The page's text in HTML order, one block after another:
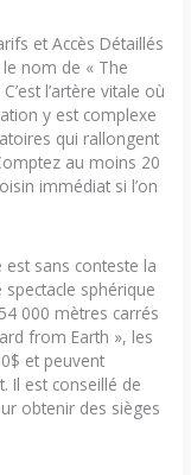
et Accès Détaillés
nom de « The
l’artère vitale où
y est complexe
qui rallongent
au moins 20
immédiat si l’on
est sans conteste la
sphérique
000 mètres carrés
from Earth », les
et peuvent
Il est conseillé de
obtenir des sièges